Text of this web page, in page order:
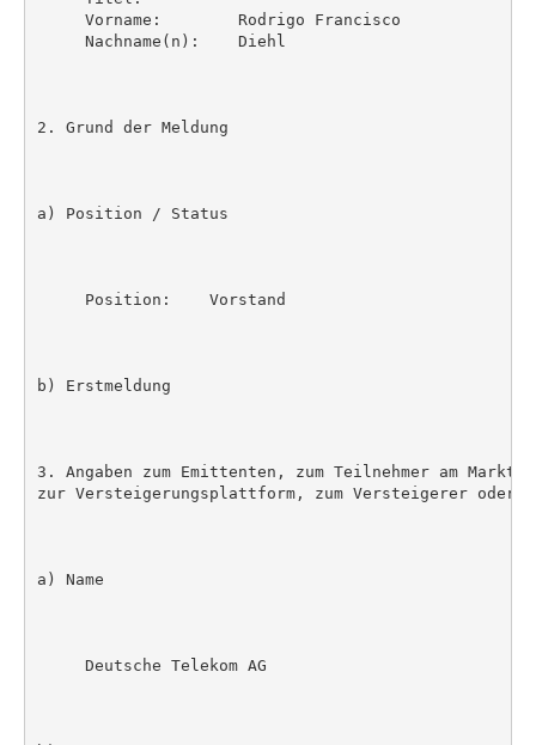
     Vorname:        Rodrigo Francisco
     Nachname(n):    Diehl
2. Grund der Meldung
a) Position / Status
     Position:    Vorstand
b) Erstmeldung
3. Angaben zum Emittenten, zum Teilnehmer am
zur Versteigerungsplattform, zum Versteigerer oder
a) Name
     Deutsche Telekom AG